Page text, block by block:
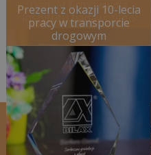
Gadżet firmowy dla
instytutu badawczego
Prezent z okazji 10-lecia
pracy w transporcie
drogowym